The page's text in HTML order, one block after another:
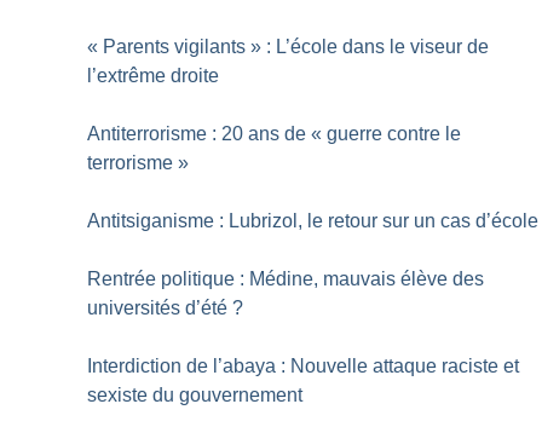
« Parents vigilants » : L’école dans le viseur de
l’extrême droite
Antiterrorisme : 20 ans de « guerre contre le
terrorisme »
Antitsiganisme : Lubrizol, le retour sur un cas d’école
Rentrée politique : Médine, mauvais élève des
universités d’été ?
Interdiction de l’abaya : Nouvelle attaque raciste et
sexiste du gouvernement